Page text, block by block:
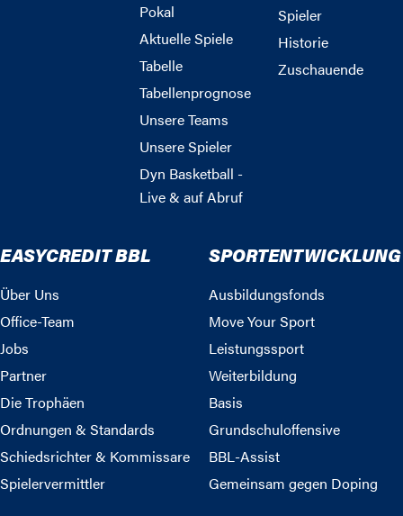
Pokal
Aktuelle Spiele
Tabelle
Tabellenprognose
Unsere Teams
Unsere Spieler
Dyn Basketball -
Live & auf Abruf
Spieler
Historie
Zuschauende
EASYCREDIT BBL
Über Uns
Office-Team
Jobs
Partner
Die Trophäen
Ordnungen & Standards
Schiedsrichter & Kommissare
Spielervermittler
SPORTENTWICKLUNG
Ausbildungsfonds
Move Your Sport
Leistungssport
Weiterbildung
Basis
Grundschuloffensive
BBL-Assist
Gemeinsam gegen Doping